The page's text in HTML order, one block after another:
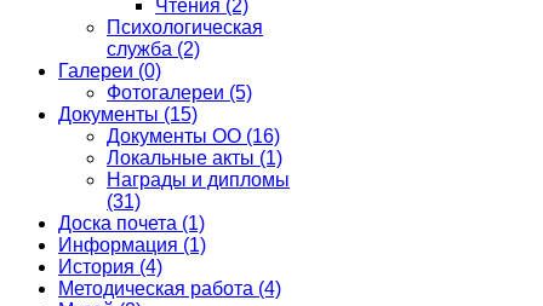
Чтения (2)
Психологическая
служба (2)
Галереи (0)
Фотогалереи (5)
Документы (15)
Документы ОО (16)
Локальные акты (1)
Награды и дипломы
(31)
Доска почета (1)
Информация (1)
История (4)
Методическая работа (4)